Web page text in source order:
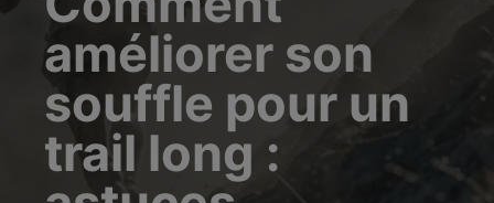
améliorer son
souffle pour un
trail long :